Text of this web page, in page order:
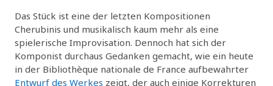
Das Stück ist eine der letzten Kompositionen
Cherubinis und musikalisch kaum mehr als eine
spielerische Improvisation. Dennoch hat sich der
Komponist durchaus Gedanken gemacht, wie ein heute
in der Bibliothèque nationale de France aufbewahrter
Entwurf des Werkes zeigt, der auch einige Korrekturen